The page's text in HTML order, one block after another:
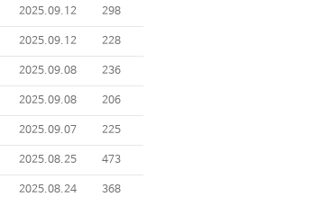
2025.09.12 298
2025.09.12 228
2025.09.08 236
2025.09.08 206
2025.09.07 225
2025.08.25 473
2025.08.24 368